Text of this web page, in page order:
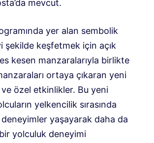
mevcut.
yer alan sembolik
şekilde keşfetmek için açık
kesen manzaralarıyla birlikte
ortaya çıkaran yeni
özel etkinlikler. Bu yeni
yelkencilik sırasında
yaşayarak daha da
yolculuk deneyimi